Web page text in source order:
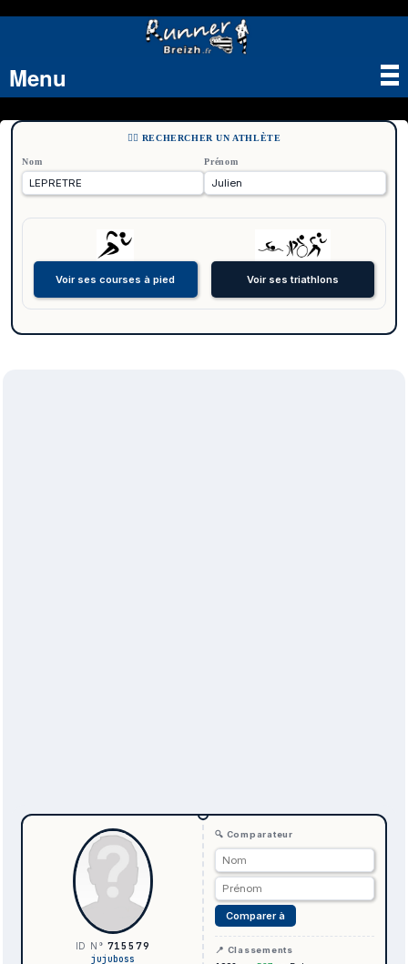
Menu
🏃‍♂️ RECHERCHER UN ATHLÈTE
Nom Prénom
ID N° 715579
jujuboss
🔍 Comparateur
Comparer à
📍 Classements